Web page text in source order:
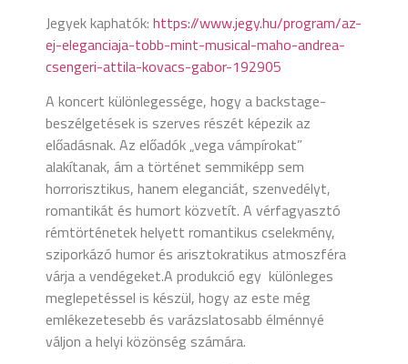
Jegyek kaphatók: https://www.jegy.hu/program/az-
ej-eleganciaja-tobb-mint-musical-maho-andrea-
csengeri-attila-kovacs-gabor-192905
A koncert különlegessége, hogy a backstage-
beszélgetések is szerves részét képezik az
előadásnak. Az előadók „vega vámpírokat”
alakítanak, ám a történet semmiképp sem
horrorisztikus, hanem eleganciát, szenvedélyt,
romantikát és humort közvetít. A vérfagyasztó
rémtörténetek helyett romantikus cselekmény,
sziporkázó humor és arisztokratikus atmoszféra
várja a vendégeket.A produkció egy különleges
meglepetéssel is készül, hogy az este még
emlékezetesebb és varázslatosabb élménnyé
váljon a helyi közönség számára.